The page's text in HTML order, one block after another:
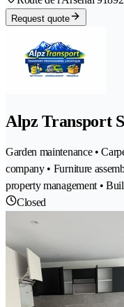
Request quote
Alpz Transport
Garden maintenance •
company • Furniture
property management •
Closed